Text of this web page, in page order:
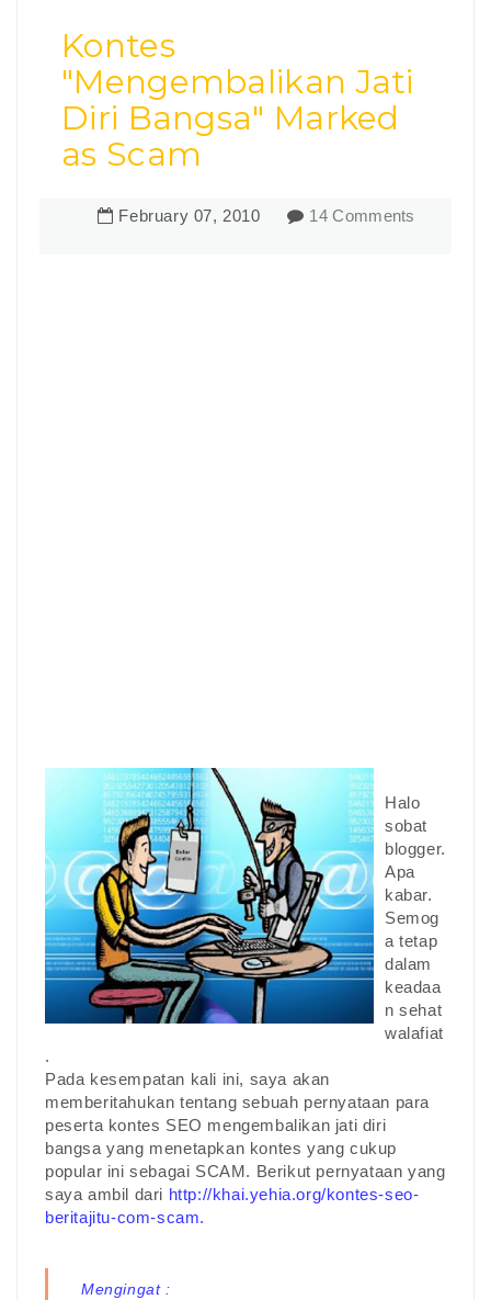
Kontes
"Mengembalikan Jati
Diri Bangsa" Marked
as Scam
February 07, 2010 14 Comments
Halo
sobat
blogger.
Apa
kabar.
Semog
a tetap
dalam
keadaa
n sehat
walafiat
.
Pada kesempatan kali ini, saya akan
memberitahukan tentang sebuah pernyataan para
peserta kontes SEO mengembalikan jati diri
bangsa yang menetapkan kontes yang cukup
popular ini sebagai SCAM. Berikut pernyataan yang
saya ambil dari http://khai.yehia.org/kontes-seo-
beritajitu-com-scam.
Mengingat :